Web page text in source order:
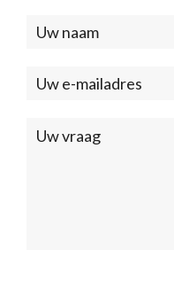
Neem
met
ons